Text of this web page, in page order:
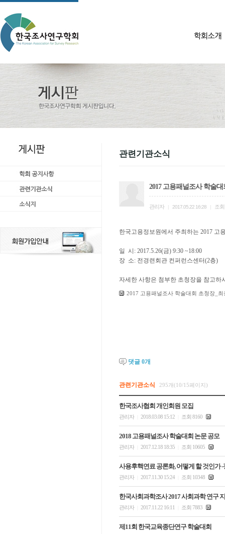
관련기관소식
2017 고용패널조사 학술대
관리자 2017.05.22 16:28 조회
한국고용정보원에서 주최하는 2017 고
일 시: 2017.5.26(금) 9:30 ~18:00
장 소: 전경련회관 컨퍼런스센터(2층)
자세한 사항은 첨부한 초청장을 참고하
2017 고용패널조사 학술대회 초청장_
댓글 0개
관련기관소식 295개(10/15페이지)
한국조사협회 개인회원 모집
관리자 2018.03.08 15:12 조회 8160
2018 고용패널조사 학술대회 논문 공모
관리자 2017.12.18 18:35 조회 10605
사용후핵연료 공론화, 어떻게 할 것인가
관리자 2017.11.30 15:24 조회 10348
한국사회과학조사 2017 사회과학 연구
관리자 2017.11.22 16:11 조회 7883
제11회 한국교육종단연구 학술대회